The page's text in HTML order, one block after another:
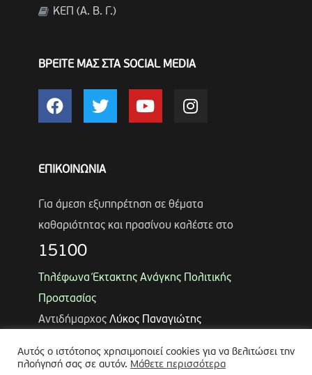
ΚΕΠ (Α. Β. Γ.)
ΒΡΕΙΤΕ ΜΑΣ ΣΤΑ SOCIAL MEDIA
ΕΠΙΚΟΙΝΩΝΙΑ
Για άμεση εξυπηρέτηση σε θέματα
καθαριότητας και πρασίνου καλέστε στο
15100
Τηλέφωνα Έκτακτης Ανάγκης Πολιτικής
Προστασίας
Αντιδήμαρχος Λύκος Παναγιώτης
Αυτός ο ιστότοπος χρησιμοποιεί cookies για να βελιτώσει την
πλοήγησή σας σε αυτόν. Μάθετε περισσότερα